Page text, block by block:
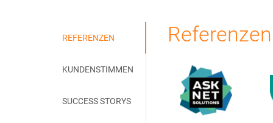
REFERENZEN
KUNDENSTIMMEN
SUCCESS STORYS
Referenzen